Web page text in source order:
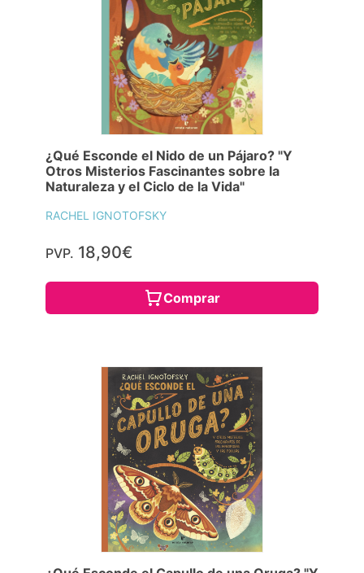
¿Qué Esconde el Nido de un Pájaro? "Y
Otros Misterios Fascinantes sobre la
Naturaleza y el Ciclo de la Vida"
RACHEL IGNOTOFSKY
PVP. 18,90€
Comprar